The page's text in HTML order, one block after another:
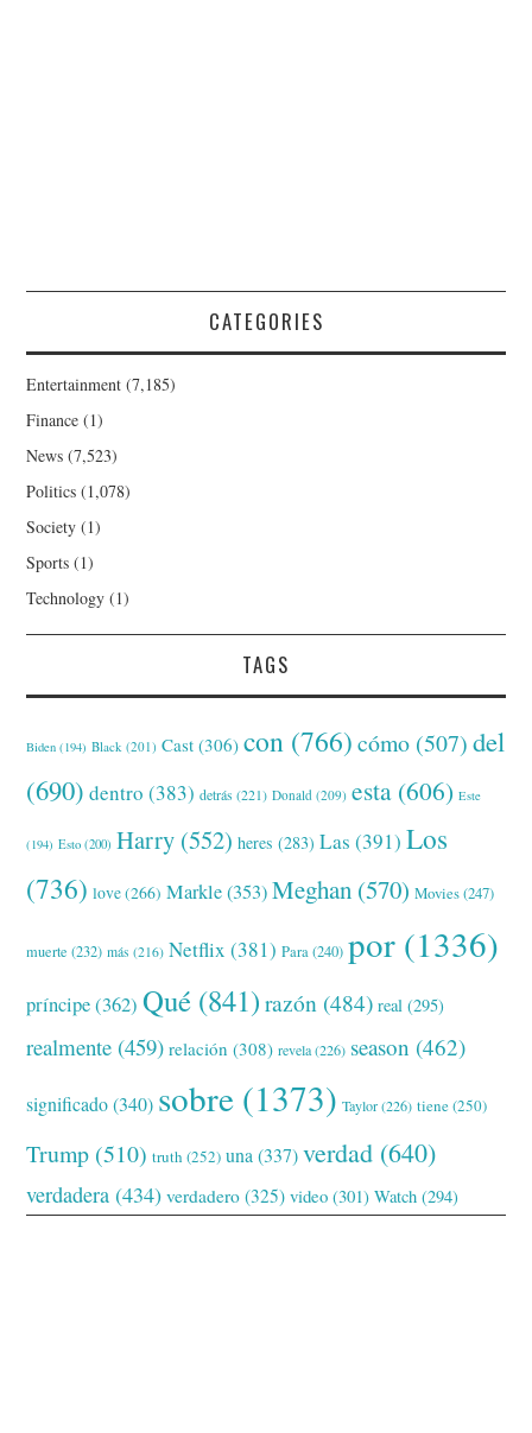
CATEGORIES
Entertainment (7,185)
Finance (1)
News (7,523)
Politics (1,078)
Society (1)
Sports (1)
Technology (1)
TAGS
Biden (194) Black (201) Cast (306) con (766) cómo (507) del
(690) dentro (383) detrás (221) Donald (209) esta (606) Este
(194) Esto (200) Harry (552) heres (283) Las (391) Los
(736) love(266) Markle(353) Meghan (570) Movies(247)
muerte (232) más (216) Netflix (381) Para(240) por (1336)
príncipe(362) Qué (841) razón (484) real (295)
realmente (459) relación (308) revela(226) season (462)
significado(340) sobre (1373) Taylor(226) tiene(250)
Trump (510) truth (252) una (337) verdad (640)
verdadera (434) verdadero (325) video (301) Watch (294)